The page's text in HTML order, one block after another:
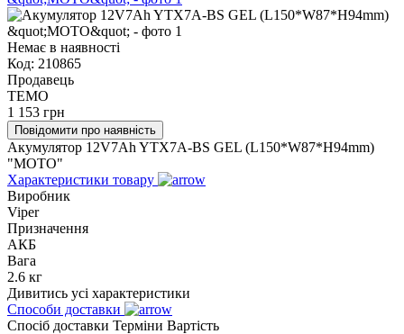
Немає в наявності
Код: 210865
Продавець
TEMO
1 153 грн
Повідомити про наявність
Акумулятор 12V7Ah YTX7A-BS GEL (L150*W87*H94mm)
"МОТО"
Характеристики товару
Виробник
Viper
Призначення
АКБ
Вага
2.6 кг
Дивитись усі характеристики
Способи доставки
Спосіб доставки Терміни Вартість